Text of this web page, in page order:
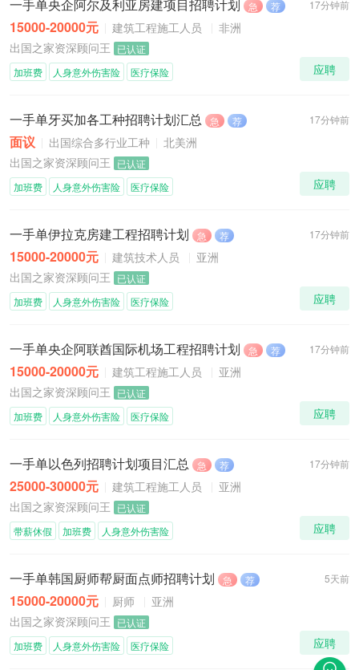
17分钟前
一手单央企阿尔及利亚房建项目招聘计划 急 荐
15000-20000元 建筑工程施工人员
非洲
出国之家资深顾问王 已认证
应聘
加班费 人身意外伤害险 医疗保险
17分钟前
一手单牙买加各工种招聘计划汇总 急 荐
面议 出国综合多行业工种
北美洲
出国之家资深顾问王 已认证
应聘
加班费 人身意外伤害险 医疗保险
17分钟前
一手单伊拉克房建工程招聘计划 急 荐
15000-20000元 建筑技术人员
亚洲
出国之家资深顾问王 已认证
应聘
加班费 人身意外伤害险 医疗保险
17分钟前
一手单央企阿联酋国际机场工程招聘计划 急 荐
15000-20000元 建筑工程施工人员
亚洲
出国之家资深顾问王 已认证
应聘
加班费 人身意外伤害险 医疗保险
17分钟前
一手单以色列招聘计划项目汇总 急 荐
25000-30000元 建筑工程施工人员
亚洲
出国之家资深顾问王 已认证
应聘
带薪休假 加班费 人身意外伤害险
5天前
一手单韩国厨师帮厨面点师招聘计划 急 荐
15000-20000元 厨师
亚洲
出国之家资深顾问王 已认证
应聘
加班费 人身意外伤害险 医疗保险